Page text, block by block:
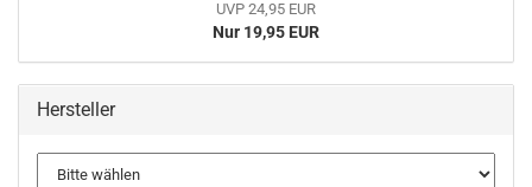
UVP 24,95 EUR
Nur 19,95 EUR
Hersteller